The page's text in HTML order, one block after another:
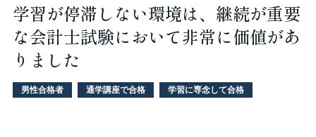
学習が停滞しない環境は、継続が重要
な会計士試験において非常に価値があ
りました
男性合格者 通学講座で合格 学習に専念して合格